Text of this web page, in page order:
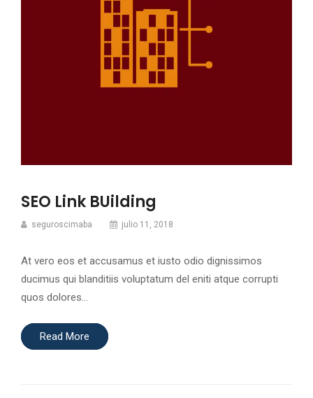
SEO Link BUilding
seguroscimaba julio 11, 2018
At vero eos et accusamus et iusto odio dignissimos
ducimus qui blanditiis voluptatum del eniti atque corrupti
quos dolores…
Read More